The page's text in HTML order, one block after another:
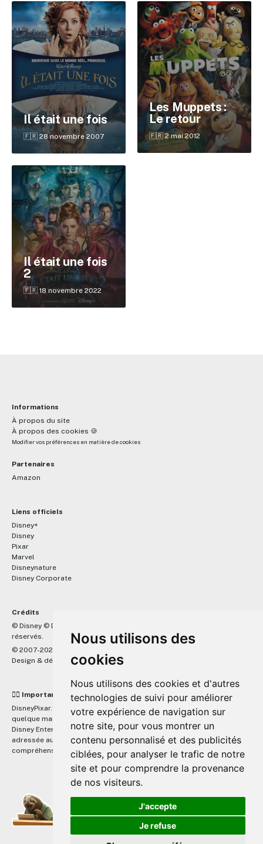
Nous utilisons des
cookies
Nous utilisons des cookies et d'autres
technologies de suivi pour améliorer
votre expérience de navigation sur
notre site, pour vous montrer un
contenu personnalisé et des publicités
ciblées, pour analyser le trafic de notre
site et pour comprendre la provenance
de nos visiteurs.
J'accepte
Je refuse
Il était une fois
🇫🇷 28 novembre 2007
Les Muppets :
Le retour
🇫🇷 2 mai 2012
Il était une fois
2
🇫🇷 18 novembre 2022
Informations
À propos du site
À propos des cookies 🍪
Modifier vos préférences en matière de cookies
Partenaires
Amazon
Liens officiels
Disney+
Disney
Pixar
Marvel
Disneynature
Disney Corporate
Crédits
© Disney © Disney/Pixar © &
réservés.
© 2007-2026 DisneyPixar.fr
Design & développement : MonsieurPaul
☝🏼 Important
DisneyPixar.fr est un site indépendant et n'est en aucun cas lié de
quelque manière que ce soit avec The Walt Disney Company, Pixar,
Disney Enterprises, Inc ou leurs dérivés ou associés. Toute demande
adressée aux studios Disney ou Pixar sera ignorée. Merci de votre
compréhension.
✕